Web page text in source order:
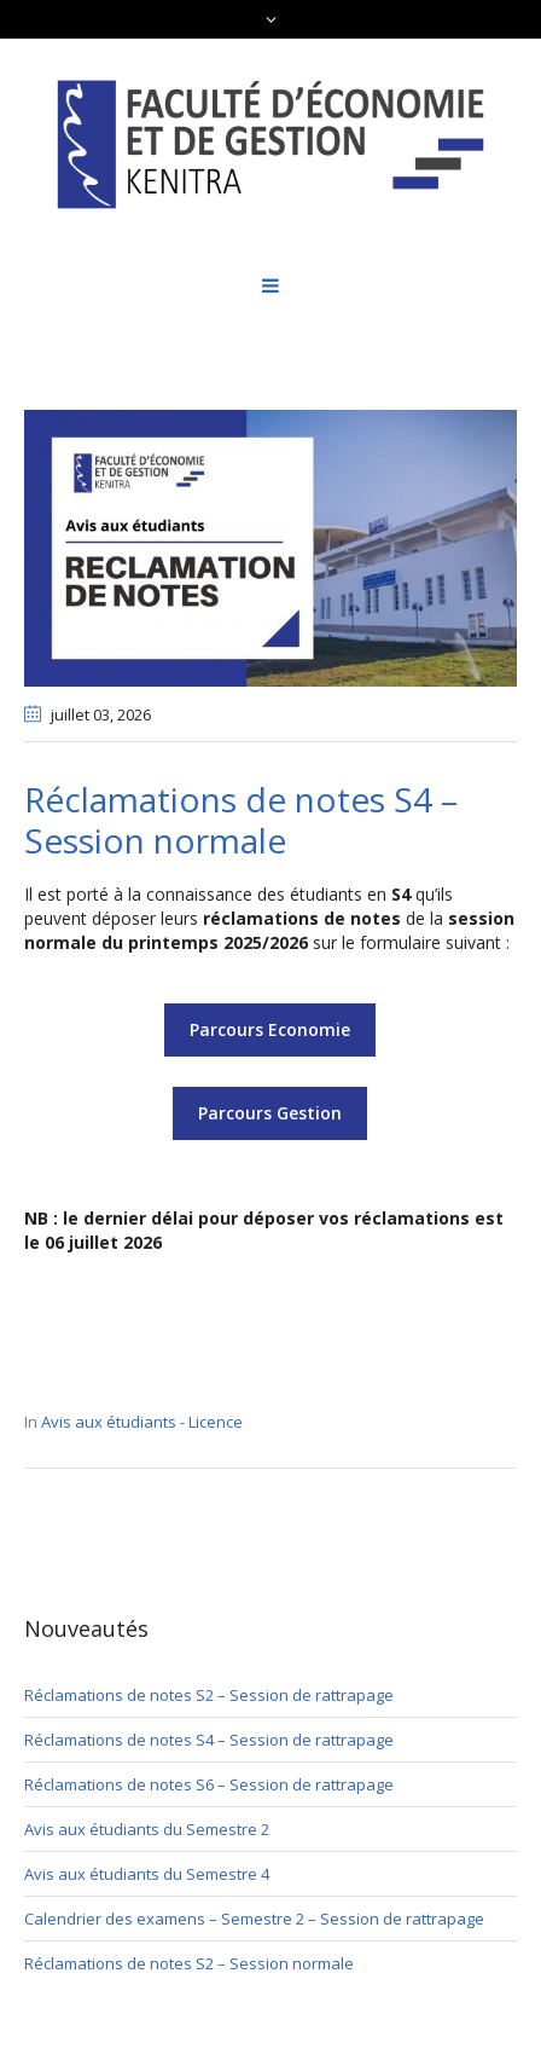
juillet 03, 2026
Réclamations de notes S4 –
Session normale
Il est porté à la connaissance des étudiants en S4qu’ils
peuvent déposer leurs réclamations de notes de la session
normale du printemps 2025/2026sur le formulaire suivant :
Parcours Economie
Parcours Gestion
NB : le dernier délai pour déposer vos réclamations est
le 06 juillet 2026
In Avis aux étudiants - Licence
Nouveautés
Réclamations de notes S2 – Session de rattrapage
Réclamations de notes S4 – Session de rattrapage
Réclamations de notes S6 – Session de rattrapage
Avis aux étudiants du Semestre 2
Avis aux étudiants du Semestre 4
Calendrier des examens – Semestre 2 – Session de rattrapage
Réclamations de notes S2 – Session normale